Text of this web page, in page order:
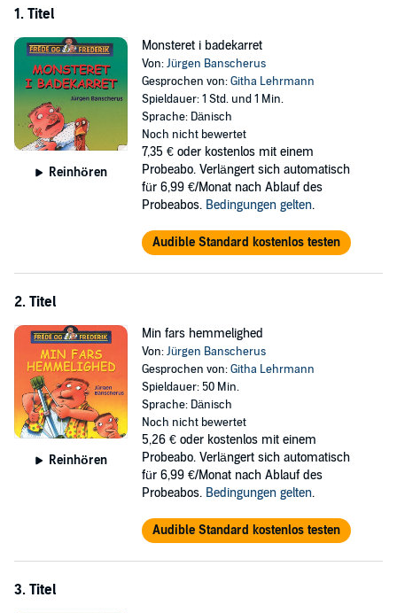
Frederiks dør. Da Frederik er glad for sin kat, Kong Frederik, og for
jo bo på værelset indtil videre.
Sådan gik det til, at Frederik og Fredes degligdag i løbet af ingen tid
brød fuldstændig sammen.
©2017 Lindhardt og Ringhof (P)2017 Lindhardt og Ringhof
1. Titel
Reinhören
Monsteret i badekarret
Von:Jürgen Banscherus
Gesprochen von:Githa Lehrmann
Spieldauer: 1 Std. und 1 Min.
Sprache: Dänisch
Noch nicht bewertet
7,35 € oder kostenlos mit einem
Probeabo. Verlängert sich automatisch
für 6,99 €/Monat nach Ablauf des
Probeabos. Bedingungen gelten.
Audible Standard kostenlos testen
2. Titel
Reinhören
Min fars hemmelighed
Von:Jürgen Banscherus
Gesprochen von:Githa Lehrmann
Spieldauer: 50 Min.
Sprache: Dänisch
Noch nicht bewertet
5,26 € oder kostenlos mit einem
Probeabo. Verlängert sich automatisch
für 6,99 €/Monat nach Ablauf des
Probeabos. Bedingungen gelten.
Audible Standard kostenlos testen
3. Titel